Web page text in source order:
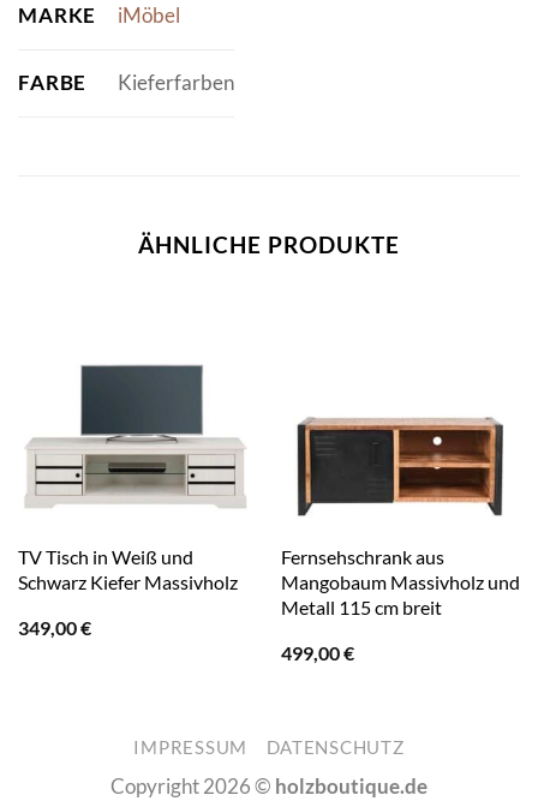
MARKE iMöbel
FARBE Kieferfarben
ÄHNLICHE PRODUKTE
TV Tisch in Weiß und
Schwarz Kiefer Massivholz
349,00€
Fernsehschrank aus
Mangobaum Massivholz und
Metall 115 cm breit
499,00€
IMPRESSUM DATENSCHUTZ
Copyright 2026 © holzboutique.de